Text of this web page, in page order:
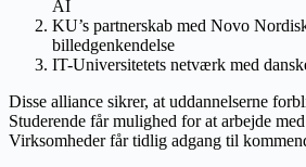
AI
KU’s partnerskab med Novo
billedgenkendelse
IT-Universitetets netværk med
Disse alliance sikrer, at uddannelserne
Studerende får mulighed for at arbejde
Virksomheder får tidlig adgang til